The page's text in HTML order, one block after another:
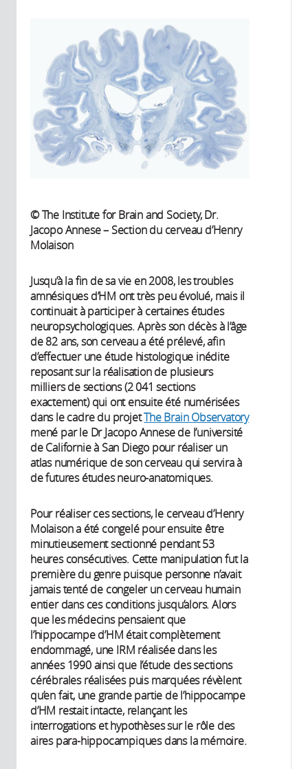
© The Institute for Brain and Society, Dr.
Jacopo Annese – Section du cerveau d’Henry
Molaison
Jusqu’à la fin de sa vie en 2008, les troubles
amnésiques d’HM ont très peu évolué, mais il
continuait à participer à certaines études
neuropsychologiques. Après son décès à l’âge
de 82 ans, son cerveau a été prélevé, afin
d’effectuer une étude histologique inédite
reposant sur la réalisation de plusieurs
milliers de sections (2 041 sections
exactement) qui ont ensuite été numérisées
dans le cadre du projetThe Brain Observatory
mené par le Dr Jacopo Annese de l’université
de Californie à San Diego pour réaliser un
atlas numérique de son cerveau qui servira à
de futures études neuro-anatomiques.
Pour réaliser ces sections, le cerveau d’Henry
Molaison a été congelé pour ensuite être
minutieusement sectionné pendant 53
heures consécutives. Cette manipulation fut la
première du genre puisque personne n’avait
jamais tenté de congeler un cerveau humain
entier dans ces conditions jusqu’alors. Alors
que les médecins pensaient que
l’hippocampe d’HM était complètement
endommagé, une IRM réalisée dans les
années 1990 ainsi que l’étude des sections
cérébrales réalisées puis marquées révèlent
qu’en fait, une grande partie de l’hippocampe
d’HM restait intacte, relançant les
interrogations et hypothèses sur le rôle des
aires para-hippocampiques dans la mémoire.